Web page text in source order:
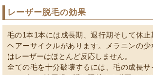
レーザー脱毛の効果
毛の1本1本には成長期、退行期そして休止
ヘアーサイクルがあります。メラニンの少
はレーザーはほとんど反応しません。
全ての毛を十分破壊するには、毛の成長サ